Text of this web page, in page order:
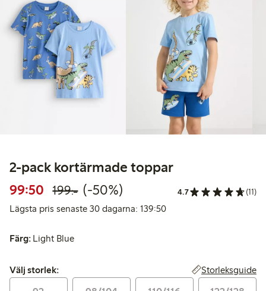
2-pack kortärmade toppar
99:50 Rabatterat pris: 99,50 kr
199:-Ordinarie pris: 199,00 kr
50% rabatt
(-50%) 4.7 (11)
Lägsta pris senaste 30 dagarna: 139:50Lägsta pris senaste 30
Färg: Light Blue
Välj storlek:
Välj storlek: Storleksguide